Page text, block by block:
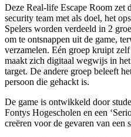
Deze Real-life Escape Room zet
security team met als doel, het
Spelers worden verdeeld in 2
om te ontsnappen uit de game,
verzamelen. Eén groep kruipt
maakt zich digitaal wegwijs in
target. De andere groep beleeft
persoon die gehackt is.
De game is ontwikkeld door
Fontys Hogescholen en een
creëren voor de gevaren van een